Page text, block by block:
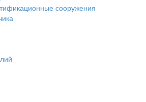
сооружения